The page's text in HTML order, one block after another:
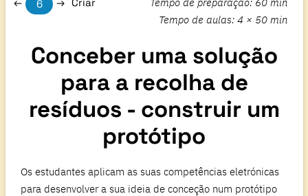
6
Tempo de aulas: 4 × 50 min
Conceber uma solução
para a recolha de
resíduos - construir um
protótipo
Os estudantes aplicam as suas competências eletrónicas
para desenvolver a sua ideia de conceção num protótipo